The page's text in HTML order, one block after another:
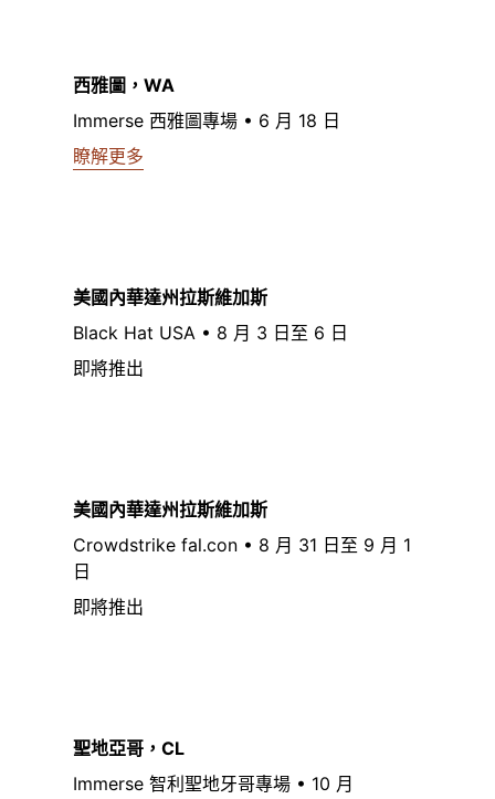
西雅圖，WA
Immerse 西雅圖專場 • 6 月 18 日
瞭解更多
美國內華達州拉斯維加斯
Black Hat USA • 8 月 3 日至 6 日
即將推出
美國內華達州拉斯維加斯
Crowdstrike fal.con • 8 月 31 日至 9 月 1
日
即將推出
聖地亞哥，CL
Immerse 智利聖地牙哥專場 • 10 月